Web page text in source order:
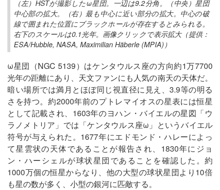
（左）HSTが撮影したω星団。一辺は9.2分角。（中央）星団
中心部の拡大。（右）最も中心に近い部分の拡大。中心の破
線で囲まれた位置にブラックホールが存在するとみられる。
右下のスケールは0.1光年。画像クリックで表示拡大（提供：
ESA/Hubble, NASA, Maximilian Häberle (MPIA)）
ω星団（NGC 5139）はケンタウルス座の方向約1万7700
光年の距離にあり、天文ファンにも人気の南天の天体だ。
暗い場所では満月とほぼ同じ視直径に見え、3.9等の明る
さを持つ。約2000年前のプトレマイオスの星表には恒星
として記載され、1603年のヨハン・バイエルの星図「ウ
ラノメトリア」では「ケンタウルス座ω」というバイエル
符号が与えられた。1677年にエドモンド・ハレーによっ
て星雲状の天体であることが報告され、1830年にジョ
ン・ハーシェルが球状星団であることを確認した。約
1000万個の恒星からなり、他の大型の球状星団より10倍
も星の数が多く、小型の銀河に匹敵する。